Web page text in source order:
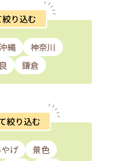
り込む
縄
神奈川
鎌倉
絞り込む
げ
景色